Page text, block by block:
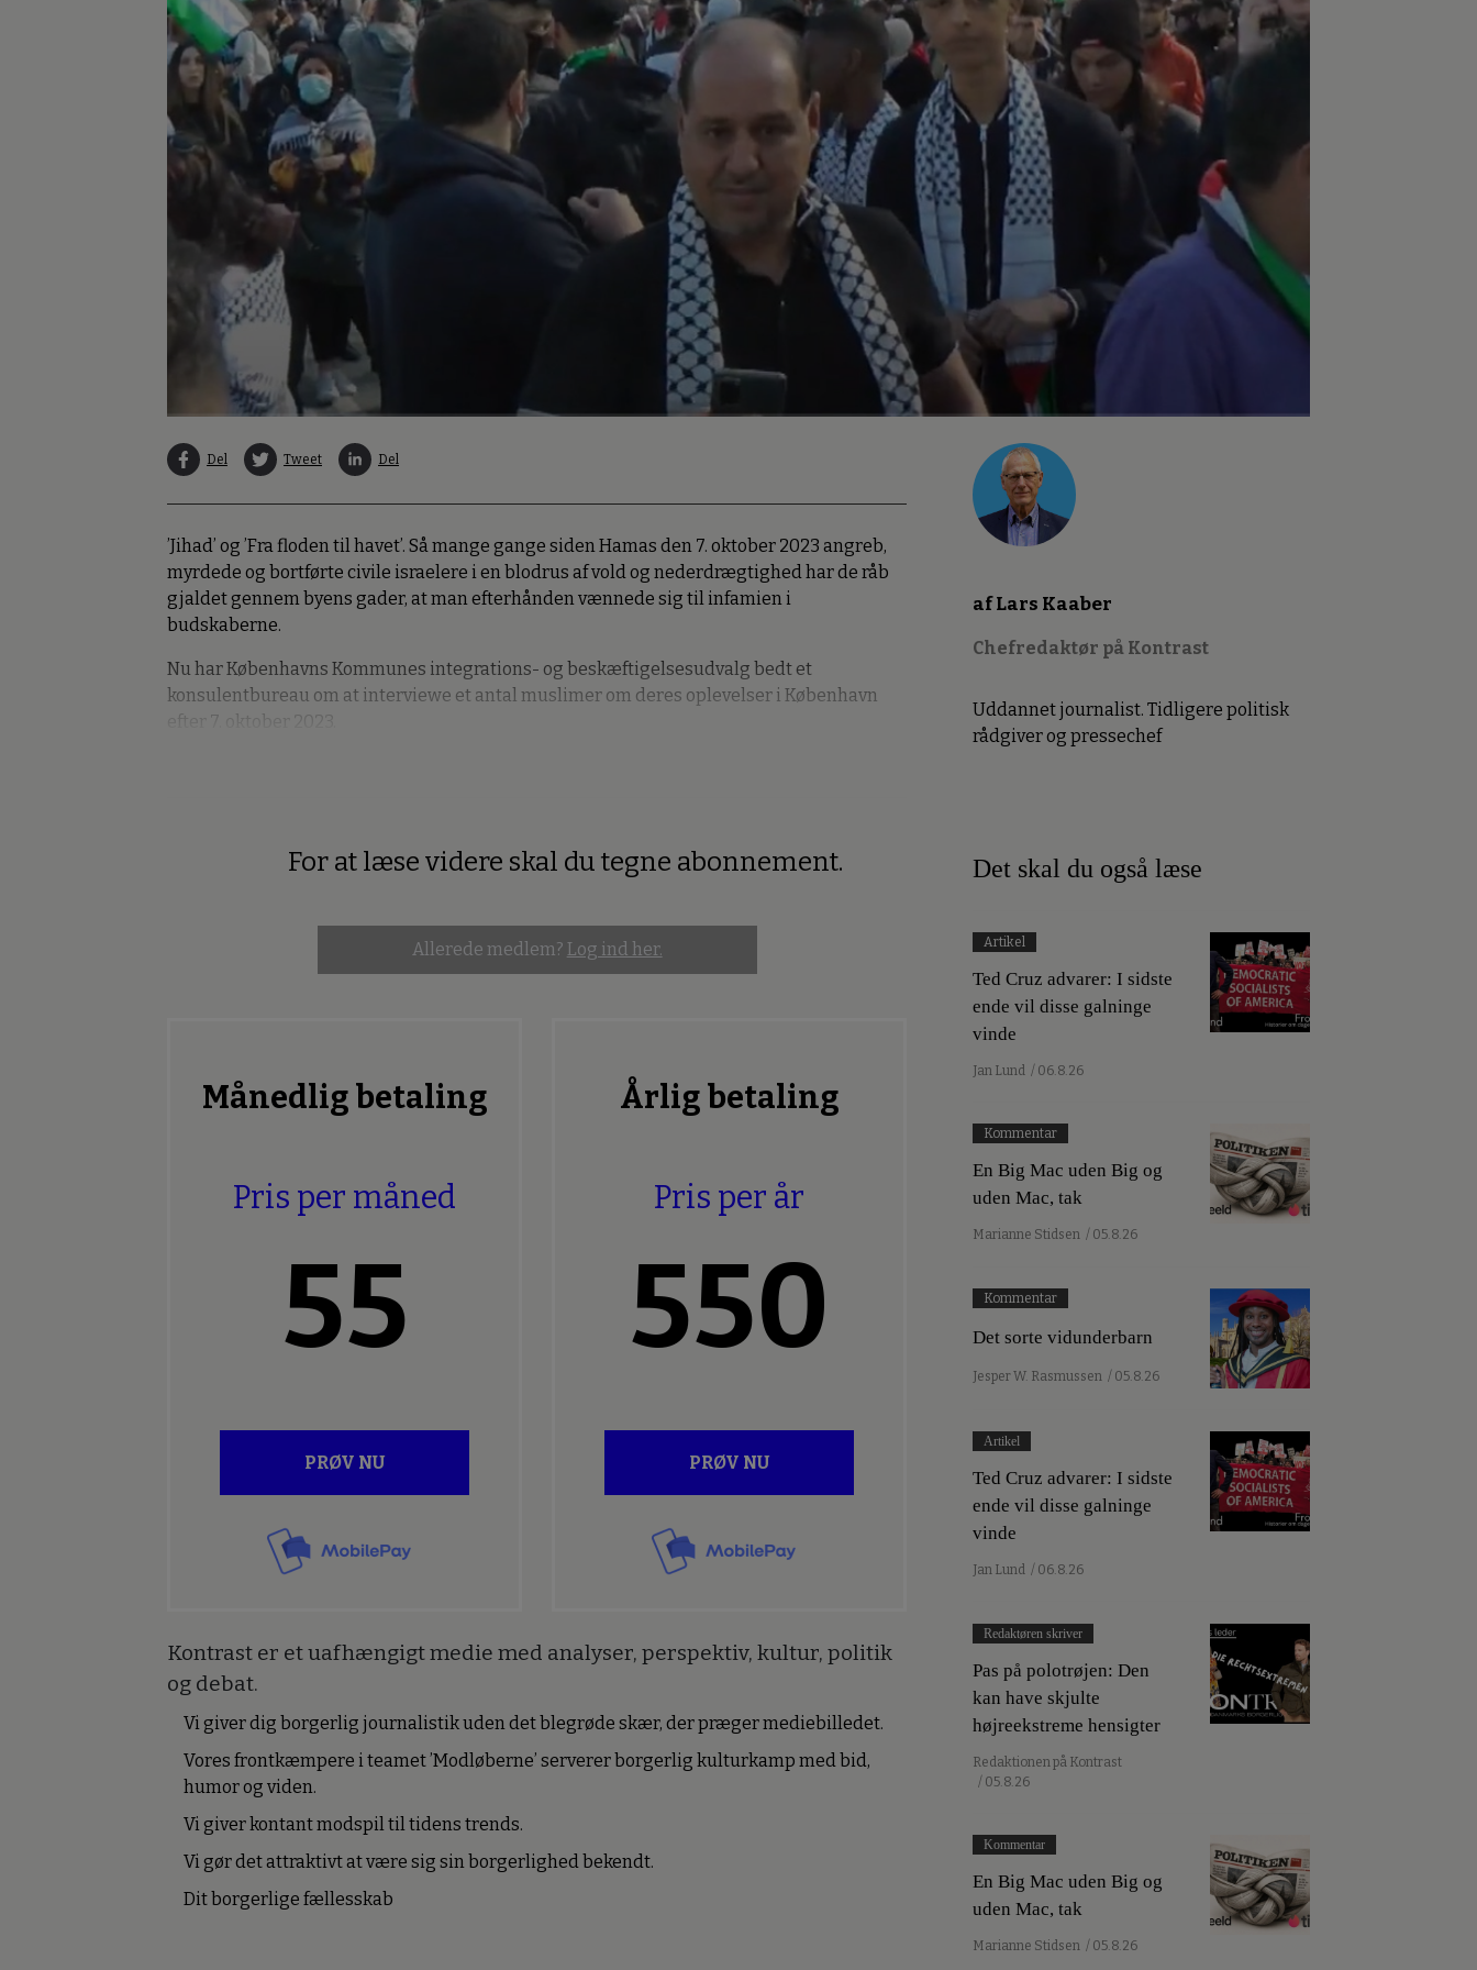
Del Tweet Del
’Jihad’ og ’Fra floden til havet’. Så mange gange siden Hamas den 7. oktober 2023 angreb,
myrdede og bortførte civile israelere i en blodrus af vold og nederdrægtighed har de råb
gjaldet gennem byens gader, at man efterhånden vænnede sig til infamien i
budskaberne.
Nu har Københavns Kommunes integrations- og beskæftigelsesudvalg bedt et
konsulentbureau om at interviewe et antal muslimer om deres oplevelser i København
efter 7. oktober 2023.
PremiumFor at læse videre skal du tegne abonnement.
Allerede medlem? Log ind her.
Månedlig betaling
Pris per måned
55
PRØV NU
Årlig betaling
Pris per år
550
PRØV NU
Kontrast er et uafhængigt medie med analyser, perspektiv, kultur, politik
og debat.
Vi giver dig borgerlig journalistik uden det blegrøde skær, der præger mediebilledet.
Vores frontkæmpere i teamet ’Modløberne’ serverer borgerlig kulturkamp med bid,
humor og viden.
Vi giver kontant modspil til tidens trends.
Vi gør det attraktivt at være sig sin borgerlighed bekendt.
Dit borgerlige fællesskab
af Lars Kaaber
Chefredaktør på Kontrast
Uddannet journalist. Tidligere politisk
rådgiver og pressechef
Det skal du også læse
Artikel
Ted Cruz advarer: I sidste
ende vil disse galninge
vinde
Jan Lund / 06.8.26
Kommentar
En Big Mac uden Big og
uden Mac, tak
Marianne Stidsen / 05.8.26
Kommentar
Det sorte vidunderbarn
Jesper W. Rasmussen / 05.8.26
Artikel
Ted Cruz advarer: I sidste
ende vil disse galninge
vinde
Jan Lund / 06.8.26
Redaktøren skriver
Pas på polotrøjen: Den
kan have skjulte
højreekstreme hensigter
Redaktionen på Kontrast
/ 05.8.26
Kommentar
En Big Mac uden Big og
uden Mac, tak
Marianne Stidsen / 05.8.26